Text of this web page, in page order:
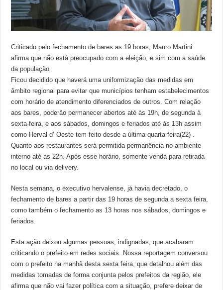
Criticado pelo fechamento de bares as 19 horas, Mauro Martini
afirma que não está preocupado com a eleição, e sim com a saúde
da população
Ficou decidido que haverá uma uniformização das medidas em
âmbito regional para evitar que municípios tenham estabelecimentos
com horário de atendimento diferenciados de outros. Com relação
aos bares, poderão permanecer abertos até às 19h, de segunda à
sexta-feira, e aos sábados, domingos e feriados até ás 13h assim
como Herval d’ Oeste tem feito desde a última quarta feira(22) .
Quanto aos restaurantes será permitida permanência no ambiente
interno até as 22h. Após esse horário, somente venda para retirada
no local ou via delivery.
Nesta semana, o executivo hervalense, já havia decretado, o
fechamento de bares a partir das 19 horas de segunda a sexta feira,
como também o fechamento as 13 horas nos sábados, domingos e
feriados.
Esta ação deixou algumas pessoas, indignadas, que acabaram
criticando o prefeito em redes sociais. Nossa reportagem conversou
com o prefeito na manhã desta sexta feira, que detalhou além das
medidas tomadas de forma conjunta pelos prefeitos da região, ele
afirma que não vai fazer política com a situação, prefere deixar de